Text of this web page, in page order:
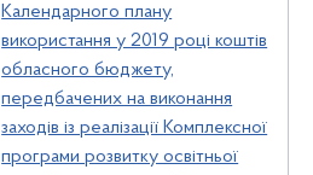
Календарного плану
використання у 2019 році коштів
обласного бюджету,
передбачених на виконання
заходів із реалізації Комплексної
програми розвитку освітньої